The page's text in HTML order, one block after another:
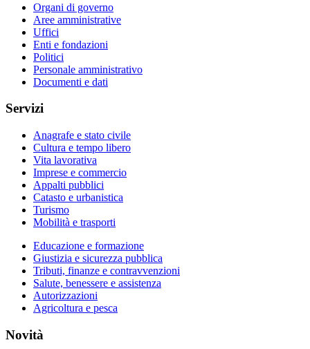
Organi di governo
Aree amministrative
Uffici
Enti e fondazioni
Politici
Personale amministrativo
Documenti e dati
Servizi
Anagrafe e stato civile
Cultura e tempo libero
Vita lavorativa
Imprese e commercio
Appalti pubblici
Catasto e urbanistica
Turismo
Mobilità e trasporti
Educazione e formazione
Giustizia e sicurezza pubblica
Tributi, finanze e contravvenzioni
Salute, benessere e assistenza
Autorizzazioni
Agricoltura e pesca
Novità